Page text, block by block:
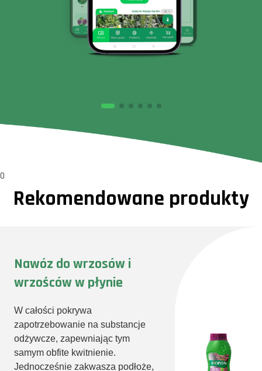
0
Rekomendowane produkty
Nawóz do wrzosów i
wrzośców w płynie
W całości pokrywa
zapotrzebowanie na substancje
odżywcze, zapewniając tym
samym obfite kwitnienie.
Jednocześnie zakwasza podłoże,